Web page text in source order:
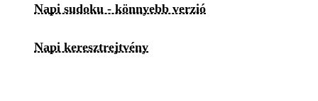
Napi sudoku - könnyebb verzió
Napi keresztrejtvény